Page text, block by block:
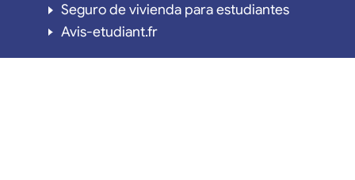
Seguro de vivienda para estudiantes
Avis-etudiant.fr